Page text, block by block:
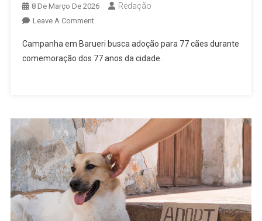
8 De Março De 2026 Redação
Leave A CommentOn
Busca
Adoção
Barueri
Durante
Aniversário
Da
Cidade
Campanha em Barueri busca adoção para 77 cães durante
comemoração dos 77 anos da cidade.